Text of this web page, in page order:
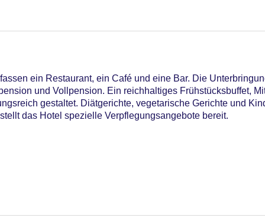
ein Restaurant, ein Café und eine Bar. Die
und Vollpension. Ein reichhaltiges Frühstücksbuffet,
gestaltet. Diätgerichte, vegetarische Gerichte und
das Hotel spezielle Verpflegungsangebote bereit.